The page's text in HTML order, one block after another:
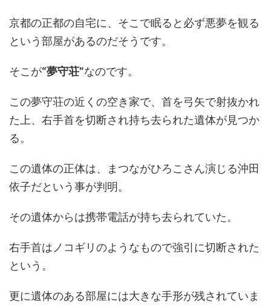
京都の正都の自宅に、そこで眠ると必ず悪夢を観る
という部屋があるのだそうです。
そこが“夢守荘”なのです。
この夢守荘の近くの空き家で、首を弓矢で射抜かれ
た上、右手首を切断され持ち去られた遺体が見つか
る。
この遺体の正体は、まつながひろこさん演じる沖田
依子だという事が判明。
その遺体からは携帯電話が持ち去られていた。
右手首はノコギリのようなもので強引に切断された
という。
更に遺体のある部屋には大きな手形が残されていま